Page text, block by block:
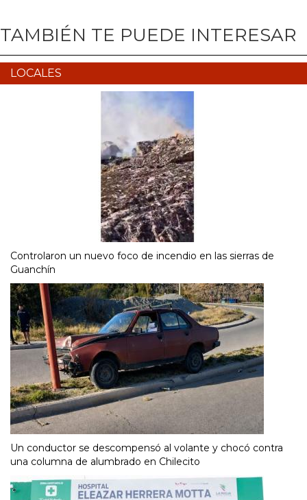
TAMBIÉN TE PUEDE INTERESAR
LOCALES
Controlaron un nuevo foco de incendio en las sierras de
Guanchín
Un conductor se descompensó al volante y chocó contra
una columna de alumbrado en Chilecito